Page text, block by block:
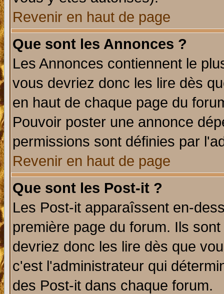
Revenir en haut de page
Que sont les Annonces ?
Les Annonces contiennent le
vous devriez donc les lire dès
en haut de chaque page du
Pouvoir poster une annonce
permissions sont définies par
Revenir en haut de page
Que sont les Post-it ?
Les Post-it apparaîssent en-
première page du forum. Ils
devriez donc les lire dès que
c'est l'administrateur qui
des Post-it dans chaque forum.